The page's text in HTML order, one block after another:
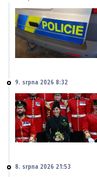
9. srpna 2026 8:32
8. srpna 2026 21:53